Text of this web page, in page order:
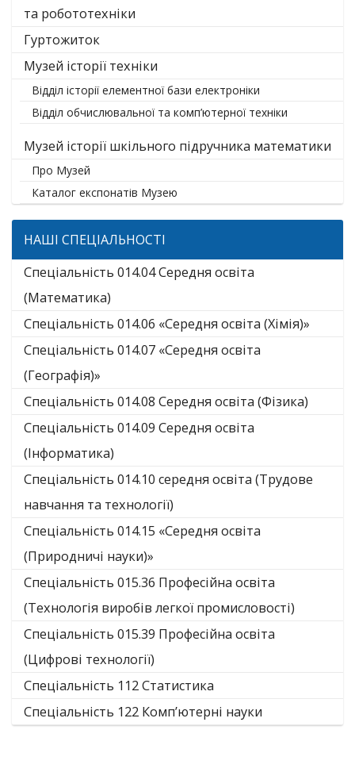
та робототехніки
Гуртожиток
Музей історії техніки
Відділ історії елементної бази електроніки
Відділ обчислювальної та комп’ютерної техніки
Музей історії шкільного підручника математики
Про Музей
Каталог експонатів Музею
НАШІ СПЕЦІАЛЬНОСТІ
Спеціальність 014.04 Середня освіта
(Математика)
Спеціальність 014.06 «Середня освіта (Хімія)»
Спеціальність 014.07 «Середня освіта
(Географія)»
Спеціальність 014.08 Середня освіта (Фізика)
Спеціальність 014.09 Середня освіта
(Інформатика)
Спеціальність 014.10 середня освіта (Трудове
навчання та технології)
Спеціальність 014.15 «Середня освіта
(Природничі науки)»
Спеціальність 015.36 Професійна освіта
(Технологія виробів легкої промисловості)
Спеціальність 015.39 Професійна освіта
(Цифрові технології)
Спеціальність 112 Статистика
Спеціальність 122 Комп’ютерні науки